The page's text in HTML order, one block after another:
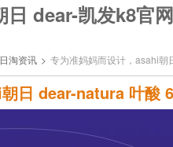
dear-凯发k8官网
日淘资讯 > 专为准妈妈而设计，asahi朝
日 dear-natura 叶酸